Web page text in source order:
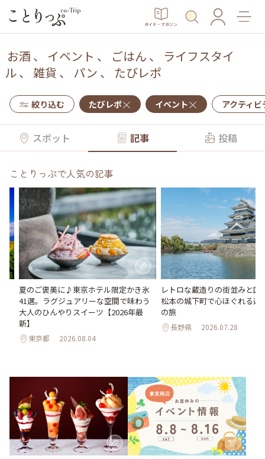
ガイド・マガジン
お酒 、 イベント 、 ごはん 、 ライフスタイ
ル、 雑貨 、 パン 、 たびレポ
絞り込む たびレポ イベント アクティ
スポット 記事 投稿
ことりっぷで人気の記事
夏のご褒美に♪東京ホテル限定かき氷
41選。ラグジュアリーな空間で味わう
大人のひんやりスイーツ【2026年最
新】
東京都 2026.08.04
レトロな蔵造りの街並みと国
松本の城下町で心ほぐれる週
の旅
長野県 2026.07.28